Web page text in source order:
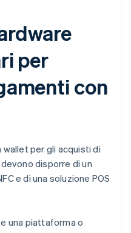
per
con
per gli acquisti di
disporre di un
e di una soluzione POS
una piattaforma o